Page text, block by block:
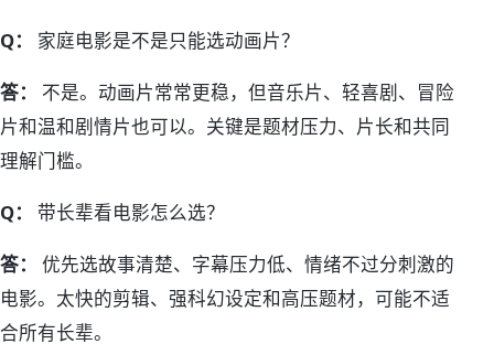
Q： 家庭电影是不是只能选动画片？
答：
不是。动画片常常更稳，但音乐片、轻喜剧、冒险
片和温和剧情片也可以。关键是题材压力、片长和共同
理解门槛。
Q： 带长辈看电影怎么选？
答：
优先选故事清楚、字幕压力低、情绪不过分刺激的
电影。太快的剪辑、强科幻设定和高压题材，可能不适
合所有长辈。